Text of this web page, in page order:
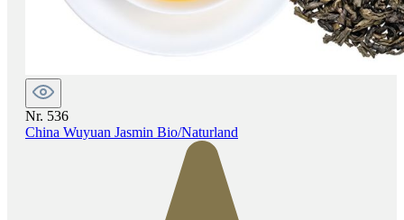
Nr. 536
China Wuyuan Jasmin Bio/Naturland